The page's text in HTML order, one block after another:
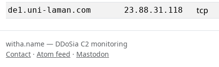
de1.uni-laman.com 23.88.31.118 tcp
witha.name — DDoSia C2 monitoring
Contact · Atom feed · Mastodon